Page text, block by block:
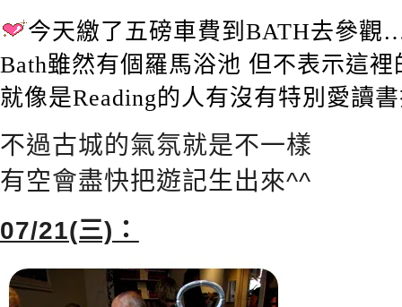
今天繳了五磅車費到BATH去參觀
Bath雖然有個羅馬浴池 但不表示這
就像是Reading的人有沒有特別愛讀
不過古城的氣氛就是不一樣
有空會盡快把遊記生出來^^
07/21(三)：